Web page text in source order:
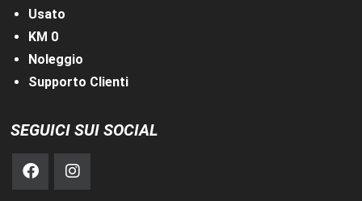
Usato
KM 0
Noleggio
Supporto Clienti
SEGUICI SUI SOCIAL